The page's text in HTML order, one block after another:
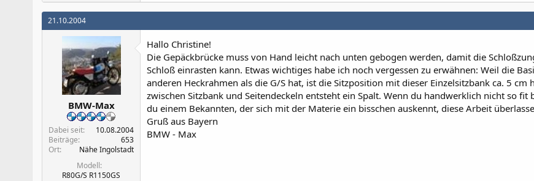
21.10.2004
BMW-Max
Dabei seit
10.08.2004
Beiträge
653
Ort
Nähe Ingolstadt
Modell
R80G/S R1150GS
Hallo Christine!
Die Gepäckbrücke muss von Hand leicht nach unten gebogen werden, damit die
Schloß einrasten kann. Etwas wichtiges habe ich noch vergessen zu erwähnen: Weil die
anderen Heckrahmen als die G/S hat, ist die Sitzposition mit dieser Einzelsitzbank ca. 5 cm
zwischen Sitzbank und Seitendeckeln entsteht ein Spalt. Wenn du handwerklich nicht so fit
du einem Bekannten, der sich mit der Materie ein bisschen auskennt, diese Arbeit
Gruß aus Bayern
BMW - Max